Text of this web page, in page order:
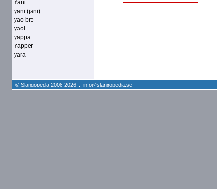
Yani
yani (jani)
yao bre
yaoi
yappa
Yapper
yara
© Slangopedia 2008-2026 : info@slangopedia.se